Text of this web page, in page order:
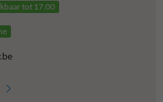
tot 17.00